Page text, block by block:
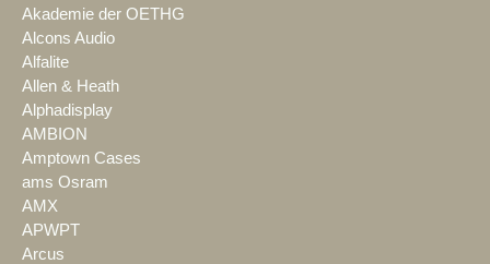
Akademie der OETHG
Alcons Audio
Alfalite
Allen & Heath
Alphadisplay
AMBION
Amptown Cases
ams Osram
AMX
APWPT
Arcus